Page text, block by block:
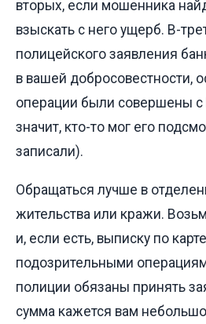
вторых, если мошенника
взыскать с него ущерб. В-
полицейского заявления
в вашей добросовестности,
операции были совершены
значит, кто-то мог его
записали).
Обращаться лучше в
жительства или кражи.
и, если есть, выписку по
подозрительными
полиции обязаны принять
сумма кажется вам